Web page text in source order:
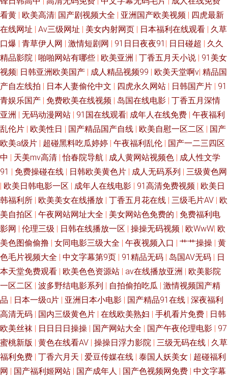
看黄 | 欧美高清| 国产剧视频大全 | 亚洲国产欧美视频 | 四虎最新
在线网址 | Av三级网址 | 美女内射网页 | 日本福利在线观看 | 久草
口爆 | 青草伊人网 | 激情短剧网 | 91日日夜夜91 | 日日碰超 | 久久
精品影院 | 啪啪网站有哪些 | 欧美亚洲 | 丁香五月天小说 | 91美女
视频| 日韩亚洲欧美国产 | 成人精品视频99 | 欧美天堂啊v| 精品国
产自左线拍 | 日本人妻偷伦中文 | 四虎永久网站 | 日韩国产片 | 91
青娱乐国产 | 免费欧美在线视频 | 岛国在线电影 | 丁香五月深情
亚洲 | 无码动漫网站 | 91国在线观看| 成年人在线免费 | 午夜福利
乱伦片 | 欧美性日 | 国产精品国产自线 | 欧美自慰一区二区 | 国产
欧美a级片 | 超碰黑料吃瓜婷婷 | 午夜福利乱伦 | 国产一二三四区
中 | 天美mv高清 |怡春院导航 | 成人黄网站视频色 | 成人性文学
91 | 免费操碰在线 | 日韩欧美黄色片 | 成人无码系列 | 三级黄色网
| 欧美日韩电影一区 | 成年人在线电影 | 91高清免费视频 | 欧美日
韩福利所 | 欧美美女在线播放 | 丁香五月花在线 | 三级毛片AV | 欧
美自拍区 | 午夜网站网址大全 | 美女网站色免费的 | 免费福利电
影网 | 伦理三级 | 日韩在线播放一区 | 操操无码视频 | 欧WwW| 欧
美色图偷偷撸 | 女同电影三级大全 | 午夜视频入口 | 艹艹操操 | 黄
色毛片视频大全 | 中文字幕第9页 | 91精品无码 | 岛国AV无码 | 日
本天堂免费观看 | 欧美色色资源站 | av在线播放亚洲 | 欧美影院
一区二区 | 波多野结电影系列 | 自拍偷拍吃瓜 | 激情视频国产精
品 | 日本一级α片 | 亚洲日本小电影 | 国产精品91在线 | 深夜福利
高清无码 | 国内三级黄色片 | 在线欧美熟妇 | 手机看片免费 | 日韩
欧美丝袜 | 日日日日操操 | 国产网站大全 | 国产午夜伦理电影 | 97
蜜桃新版 | 黄色在线看AV | 操操日浮力影院 | 三级无码在线 | 久草
福利免费 | 丁香六月天 | 爱豆传媒在线 | 泰国人妖美女 | 超碰福利
网 | 国产福利姬网站 | 国产成年人 | 国产色视频网免费 | 中文字幕